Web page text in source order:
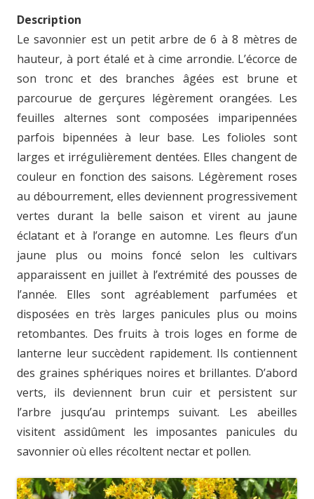
Description
Le savonnier est un petit arbre de 6 à 8 mètres de
hauteur, à port étalé et à cime arrondie. L’écorce de
son tronc et des branches âgées est brune et
parcourue de gerçures légèrement orangées. Les
feuilles alternes sont composées imparipennées
parfois bipennées à leur base. Les folioles sont
larges et irrégulièrement dentées. Elles changent de
couleur en fonction des saisons. Légèrement roses
au débourrement, elles deviennent progressivement
vertes durant la belle saison et virent au jaune
éclatant et à l’orange en automne. Les fleurs d’un
jaune plus ou moins foncé selon les cultivars
apparaissent en juillet à l’extrémité des pousses de
l’année. Elles sont agréablement parfumées et
disposées en très larges panicules plus ou moins
retombantes. Des fruits à trois loges en forme de
lanterne leur succèdent rapidement. Ils contiennent
des graines sphériques noires et brillantes. D’abord
verts, ils deviennent brun cuir et persistent sur
l’arbre jusqu’au printemps suivant. Les abeilles
visitent assidûment les imposantes panicules du
savonnier où elles récoltent nectar et pollen.